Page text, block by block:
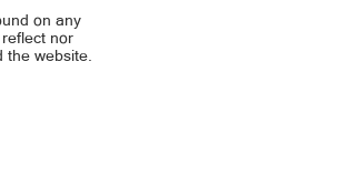
on any
nor
website.